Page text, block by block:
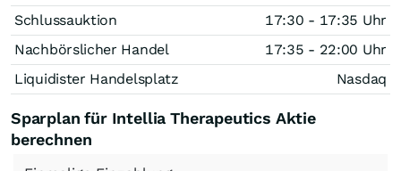
Schlussauktion
17:30 - 17:35 Uhr
Nachbörslicher Handel
17:35 - 22:00 Uhr
Liquidister Handelsplatz
Nasdaq
Sparplan für Intellia Therapeutics Aktie
berechnen